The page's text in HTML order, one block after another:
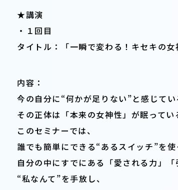
★講演
・１回目
タイトル：「一瞬で変わる！キセキの
内容：
今の自分に“何かが足りない”と感じてい
その正体は「本来の女神性」が眠ってい
このセミナーでは、
誰でも簡単にできる“あるスイッチ”を使
自分の中にすでにある「愛される力」
“私なんて”を手放し、